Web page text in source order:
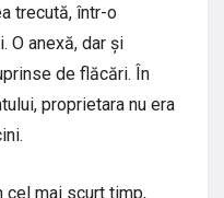
trecută, într-o
O anexă, dar și
de flăcări. În
proprietara nu era
cel mai scurt timp,